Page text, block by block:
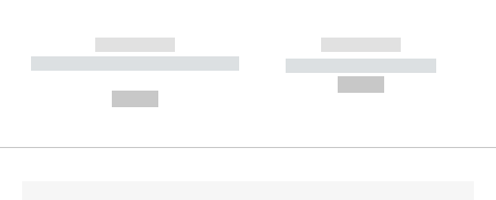
------------
----------- ----------- --------
------------
----------- -----------